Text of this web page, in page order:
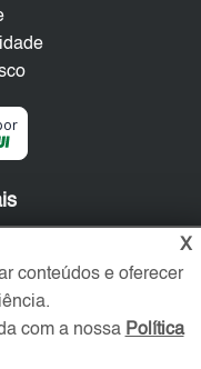
X
conteúdos e oferecer
com a nossa Política